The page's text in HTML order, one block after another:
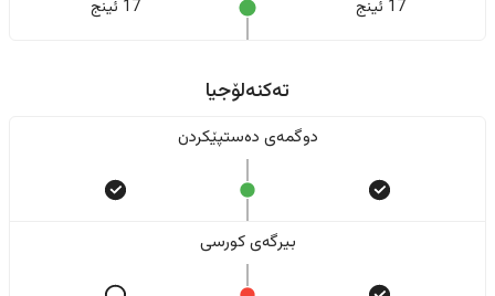
17 ئینج 17 ئینج
تەکنەلۆجیا
دوگمەی دەستپێکردن
بیرگەی کورسی